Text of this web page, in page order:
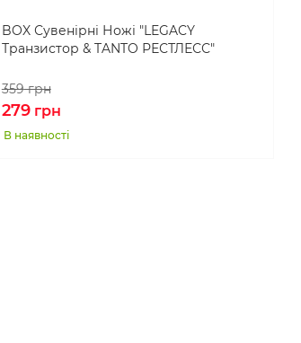
BOX Сувенірні Ножі "LEGACY
Транзистор & TANTO РЕСТЛЕСС"
359грн
279грн
В наявності